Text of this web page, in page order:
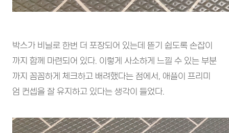
박스가 비닐로 한번 더 포장되어 있는데 뜯기 쉽도록 손잡이
까지 함께 마련되어 있다. 이렇게 사소하게 느낄 수 있는 부분
까지 꼼꼼하게 체크하고 배려했다는 점에서, 애플이 프리미
엄 컨셉을 잘 유지하고 있다는 생각이 들었다.